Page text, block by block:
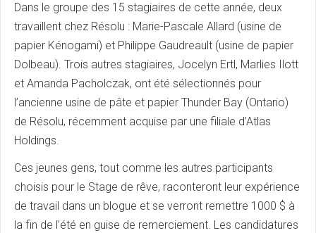
Dans le groupe des 15 stagiaires de cette année, deux
travaillent chez Résolu : Marie-Pascale Allard (usine de
papier Kénogami) et Philippe Gaudreault (usine de papier
Dolbeau). Trois autres stagiaires, Jocelyn Ertl, Marlies Ilott
et Amanda Pacholczak, ont été sélectionnés pour
l’ancienne usine de pâte et papier Thunder Bay (Ontario)
de Résolu, récemment acquise par une filiale d’Atlas
Holdings.
Ces jeunes gens, tout comme les autres participants
choisis pour le Stage de rêve, raconteront leur expérience
de travail dans un blogue et se verront remettre 1000 $ à
la fin de l’été en guise de remerciement. Les candidatures